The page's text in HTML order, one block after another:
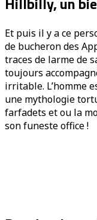
Et puis il y a ce
de bucheron des
traces de larme de
toujours
irritable. L’homme
une mythologie
farfadets et ou la
son funeste office !